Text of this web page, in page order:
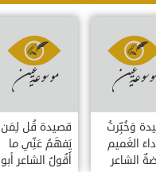
وَخُبِّرتُ
الغَميم
الشاعر
قصيدة قُل لِمَن
يَفهَمُ عَنِّي ما
أَقُولُ الشاعر أبو